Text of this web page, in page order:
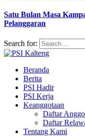
Satu Bulan Masa
Pelanggaran
Search for:
Beranda
Berita
PSI Hadir
PSI Kerja
Keanggotaan
Daftar
Daftar
Tentang Kami